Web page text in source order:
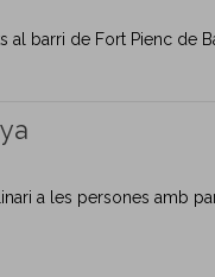
al barri de Fort Pienc de
a les persones amb